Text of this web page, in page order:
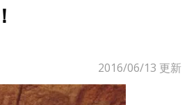
2016/06/13 更新